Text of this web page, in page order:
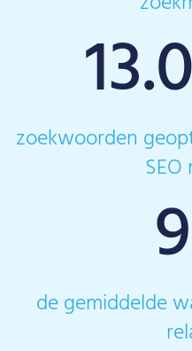
zoekwoorden
de gemiddelde